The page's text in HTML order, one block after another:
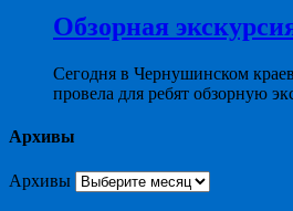
Обзорная
Сегодня в Чернушинском
провела для ребят обзорную
Архивы
Архивы